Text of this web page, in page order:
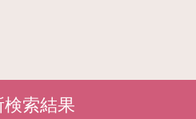
索結果